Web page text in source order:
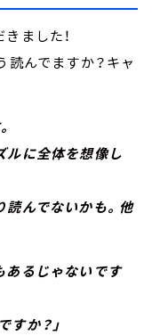
ました！
読んでますか？キャ
に全体を想像し
んでないかも。他
あるじゃないです
か？」